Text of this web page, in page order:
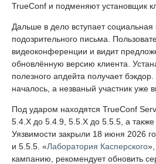
TrueConf и подменяют установщик
Дальше в дело вступает
подозрительного письма.
видеоконференции и видит
обновлённую версию клиента.
полезного апдейта получает
началось, а незваный участник уже
Под ударом находятся TrueConf
5.4.X до 5.4.9, 5.5.X до 5.5.5, а также
Уязвимости закрыли 18 июня 2026
и 5.5.5. «Лаборатория Касперского
кампанию, рекомендует обновить